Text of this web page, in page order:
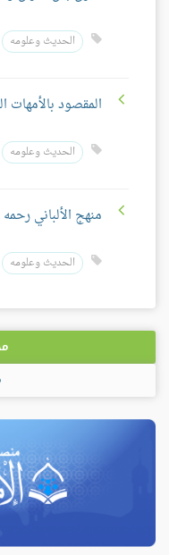
الحديث وعلومه
المقصود بالأمهات
الحديث وعلومه
منهج الألباني
الحديث وعلومه